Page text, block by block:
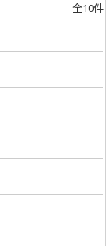
全10件